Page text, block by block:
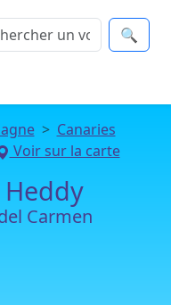
🔍
Canaries
Voir sur la carte
Heddy
Carmen